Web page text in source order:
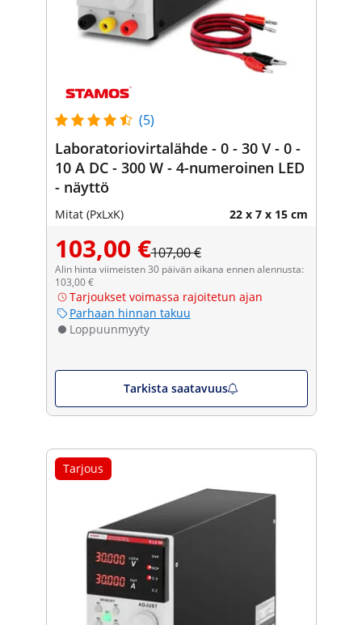
(5)
Laboratoriovirtalähde - 0 - 30 V - 0 -
10 A DC - 300 W - 4-numeroinen LED
- näyttö
Mitat (PxLxK) 22 x 7 x 15 cm
103,00 €107,00 €
Alin hinta viimeisten 30 päivän aikana ennen alennusta:
103,00 €
Tarjoukset voimassa rajoitetun ajan
Parhaan hinnan takuu
Loppuunmyyty
Tarkista saatavuus
Tarjous